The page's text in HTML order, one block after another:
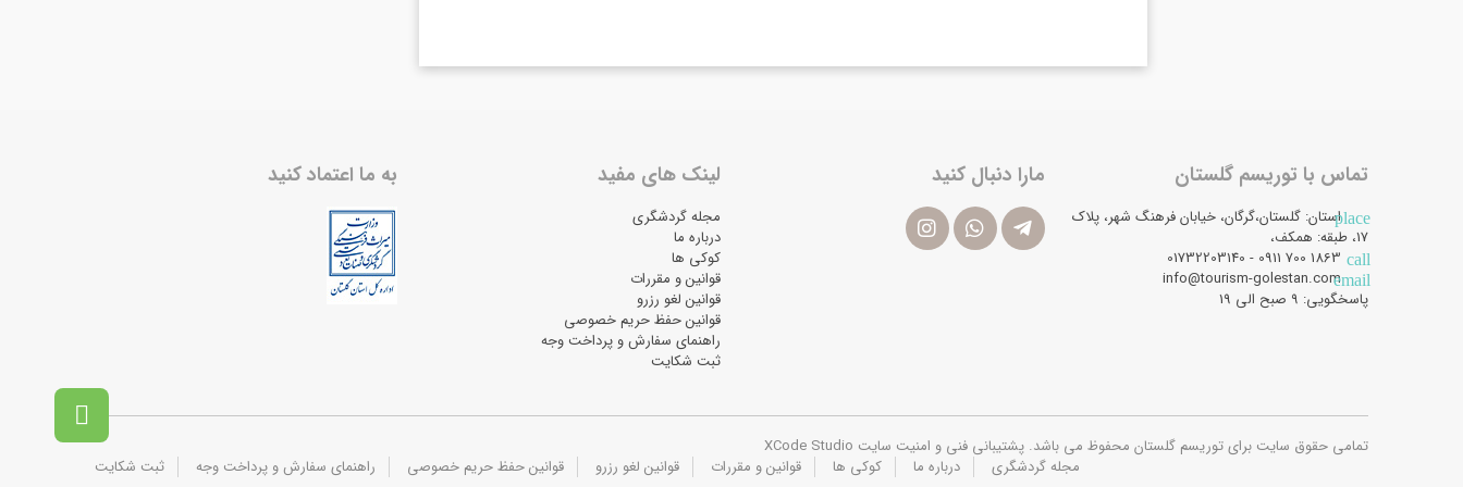

تماس با توریسم گلستان
placeاستان: گلستان،گرگان، خیابان فرهنگ شهر، پلاک
17، طبقه: همکف،
call
email
info@tourism-golestan.com
پاسخگویی: ۹ صبح الی 19
مارا دنبال کنید لینک های مفید
مجله گردشگری
درباره ما
کوکی ها
قوانین و مقررات
قوانین لغو رزرو
قوانین حفظ حریم خصوصی
راهنمای سفارش و پرداخت وجه
ثبت شکایت
به ما اعتماد کنید
تمامی حقوق سایت برای توریسم گلستان محفوظ می باشد. پشتیبانی فنی و امنیت سایت XCode Studio
مجله گردشگری
درباره ما کوکی ها قوانین و مقررات قوانین لغو رزرو قوانین حفظ حریم خصوصی راهنمای سفارش و پرداخت وجه ثبت شکایت